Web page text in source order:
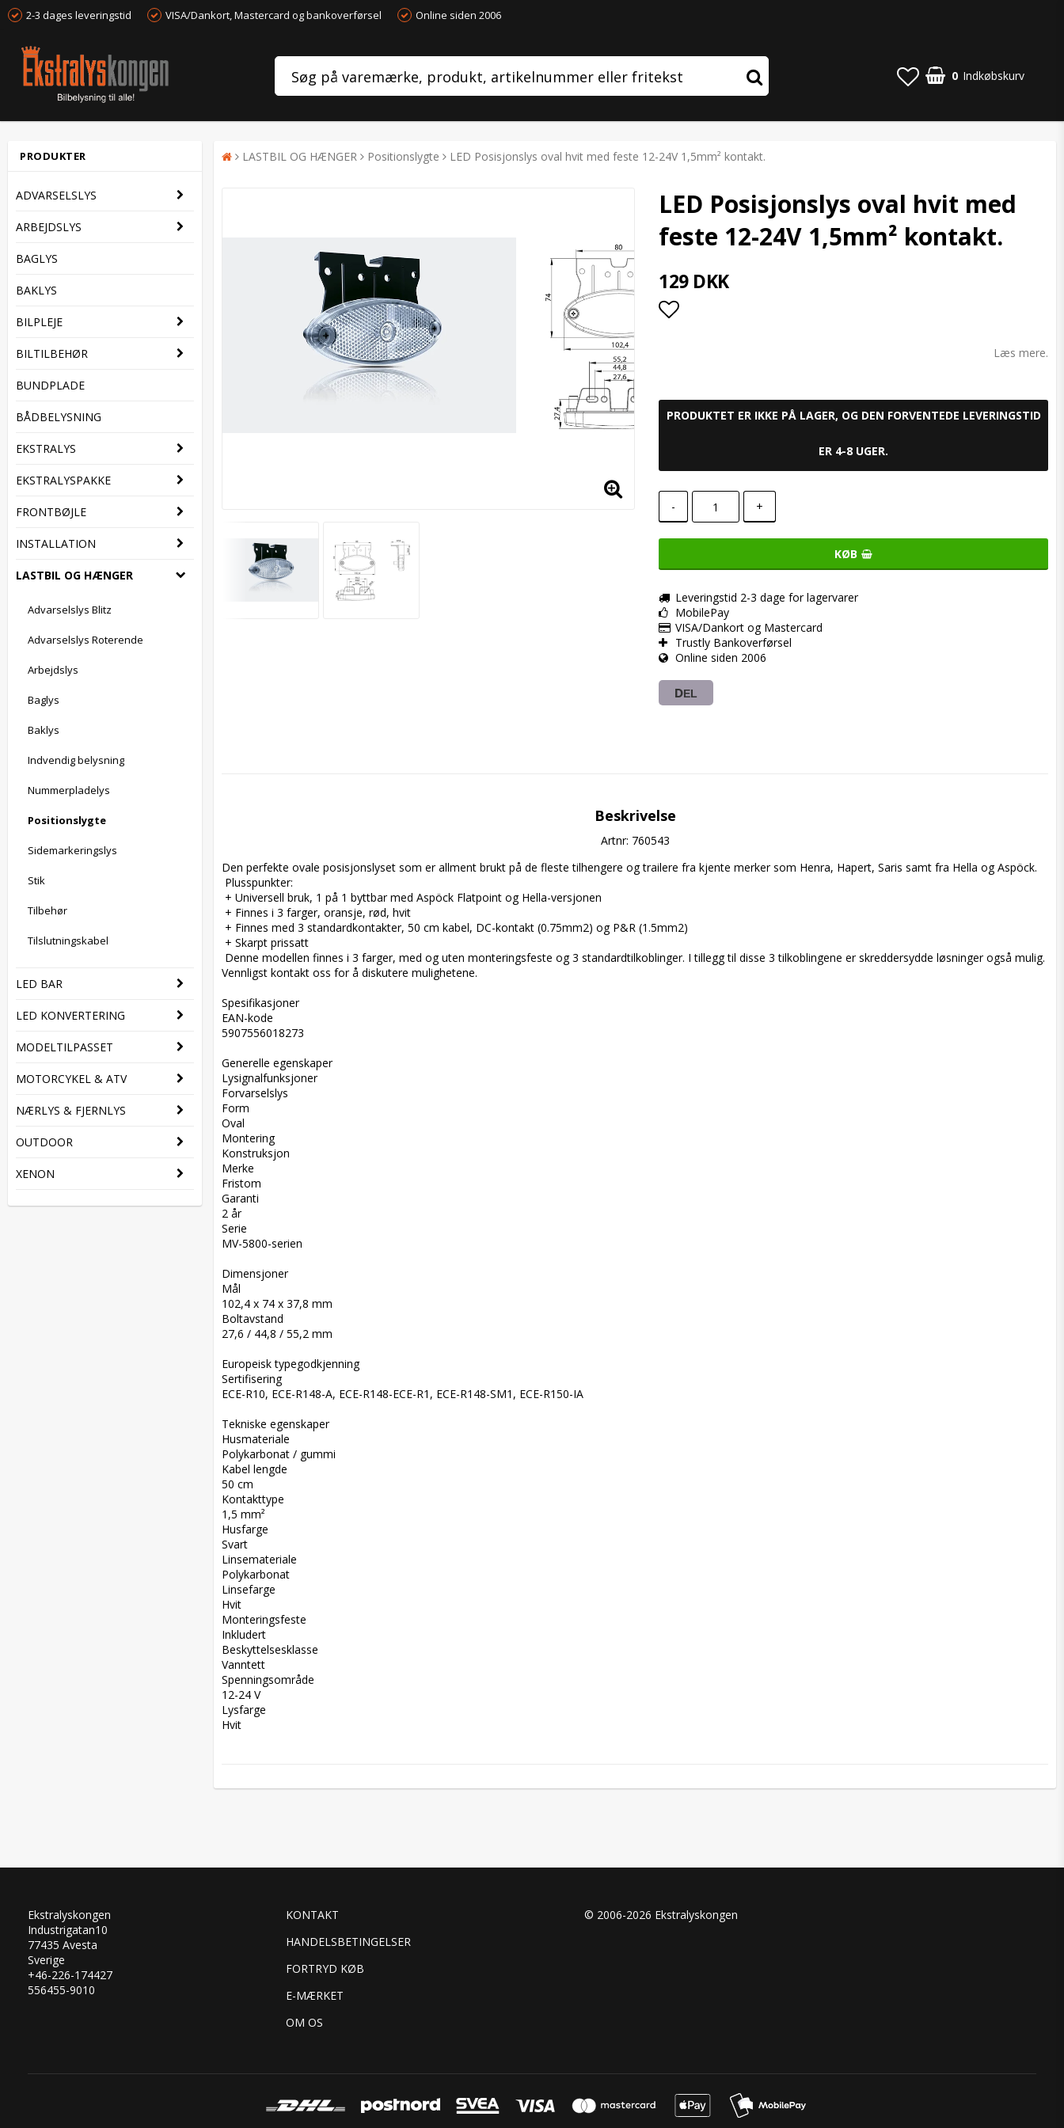
2-3 dages leveringstid VISA/Dankort, Mastercard og bankoverførsel Online siden 2006
0 Indkøbskurv
PRODUKTER
ADVARSELSLYS
ARBEJDSLYS
BAGLYS
BAKLYS
BILPLEJE
BILTILBEHØR
BUNDPLADE
BÅDBELYSNING
EKSTRALYS
EKSTRALYSPAKKE
FRONTBØJLE
INSTALLATION
LASTBIL OG HÆNGER
Advarselslys Blitz
Advarselslys Roterende
Arbejdslys
Baglys
Baklys
Indvendig belysning
Nummerpladelys
Positionslygte
Sidemarkeringslys
Stik
Tilbehør
Tilslutningskabel
LED BAR
LED KONVERTERING
MODELTILPASSET
MOTORCYKEL & ATV
NÆRLYS & FJERNLYS
OUTDOOR
XENON
LASTBIL OG HÆNGER Positionslygte LED Posisjonslys oval hvit med feste 12-24V 1,5mm² kontakt.
LED Posisjonslys oval hvit med
feste 12-24V 1,5mm² kontakt.
129 DKK
Læs mere.
PRODUKTET ER IKKE PÅ LAGER, OG DEN FORVENTEDE LEVERINGSTID
ER 4-8 UGER.
- +
KØB
Leveringstid 2-3 dage for lagervarer
MobilePay
VISA/Dankort og Mastercard
Trustly Bankoverførsel
Online siden 2006
DEL
Beskrivelse
Artnr: 760543
Den perfekte ovale posisjonslyset som er allment brukt på de fleste tilhengere og trailere fra kjente merker som Henra, Hapert, Saris samt fra Hella og Aspöck.
Vennligst kontakt oss for å diskutere mulighetene.
Spesifikasjoner
EAN-kode
5907556018273
Generelle egenskaper
Lysignalfunksjoner
Forvarselslys
Form
Oval
Montering
Konstruksjon
Merke
Fristom
Garanti
2 år
Serie
MV-5800-serien
Dimensjoner
Mål
102,4 x 74 x 37,8 mm
Boltavstand
27,6 / 44,8 / 55,2 mm
Europeisk typegodkjenning
Sertifisering
ECE-R10, ECE-R148-A, ECE-R148-ECE-R1, ECE-R148-SM1, ECE-R150-IA
Tekniske egenskaper
Husmateriale
Polykarbonat / gummi
Kabel lengde
50 cm
Kontakttype
1,5 mm²
Husfarge
Svart
Linsemateriale
Polykarbonat
Linsefarge
Hvit
Monteringsfeste
Inkludert
Beskyttelsesklasse
Vanntett
Spenningsområde
12-24 V
Lysfarge
Hvit
Ekstralyskongen
Industrigatan10
77435 Avesta
Sverige
+46-226-174427
556455-9010
KONTAKT
HANDELSBETINGELSER
FORTRYD KØB
E-MÆRKET
OM OS
© 2006-2026 Ekstralyskongen